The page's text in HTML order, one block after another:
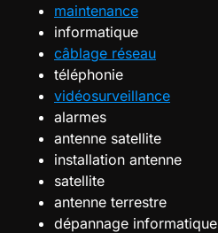
maintenance
informatique
câblage réseau
téléphonie
vidéosurveillance
alarmes
antenne satellite
installation antenne
satellite
antenne terrestre
dépannage informatique